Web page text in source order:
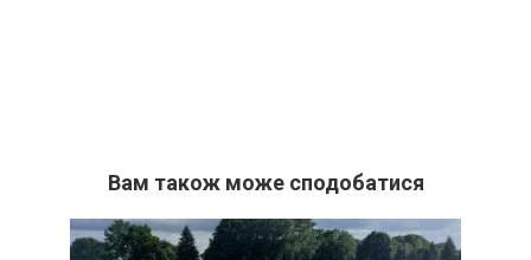
Вам також може сподобатися